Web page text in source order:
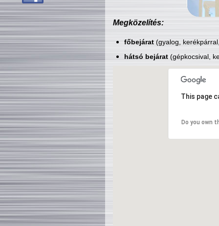
Megközelítés:
főbejárat(gyalog,
hátsó bejárat(gépkocsival,
This page
Do you own